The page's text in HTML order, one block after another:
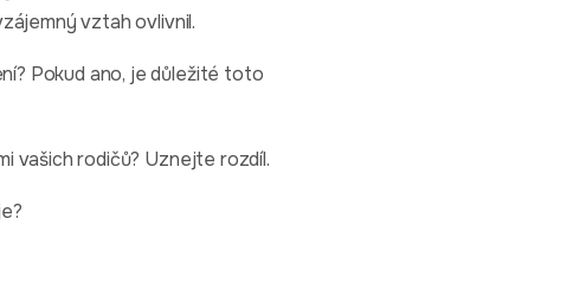
vztah ovlivnil.
Pokud ano, je důležité toto
vašich rodičů? Uznejte rozdíl.